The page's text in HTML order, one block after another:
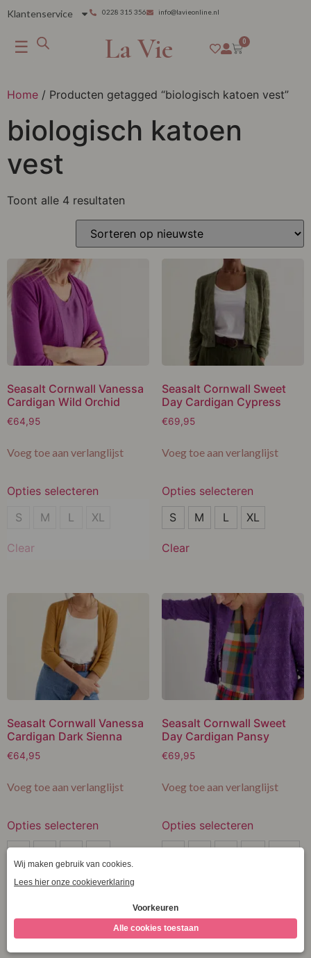
Klantenservice 0228 315 356 info@lavieonline.nl
☰ La Vie 0
Home / Producten getagged “biologisch katoen vest”
biologisch katoen
vest
Toont alle 4 resultaten
Seasalt Cornwall Vanessa
Cardigan Wild Orchid
€64,95
Voeg toe aan verlanglijst
Opties selecteren
S
M
S M L XL
Clear
Seasalt Cornwall Sweet
Day Cardigan Cypress
€69,95
Voeg toe aan verlanglijst
Opties selecteren
S
M
XL
S M L XL
Clear
Seasalt Cornwall Vanessa
Cardigan Dark Sienna
€64,95
Voeg toe aan verlanglijst
Opties selecteren
S
M
S M L XL
Clear
Seasalt Cornwall Sweet
Day Cardigan Pansy
€69,95
Voeg toe aan verlanglijst
Opties selecteren
S
S M L XL XXL
Clear